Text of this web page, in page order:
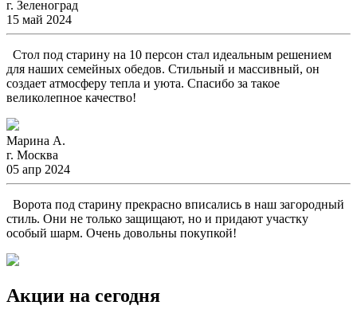
г. Зеленоград
15 май 2024
Стол под старину на 10 персон стал идеальным решением
для наших семейных обедов. Стильный и массивный, он
создает атмосферу тепла и уюта. Спасибо за такое
великолепное качество!
Марина А.
г. Москва
05 апр 2024
Ворота под старину прекрасно вписались в наш загородный
стиль. Они не только защищают, но и придают участку
особый шарм. Очень довольны покупкой!
Акции на сегодня